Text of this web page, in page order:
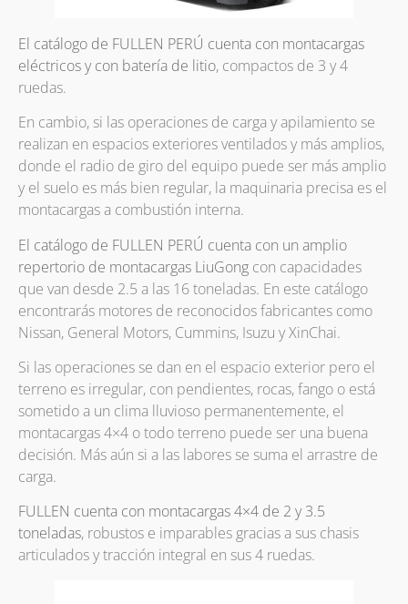
El catálogo de FULLEN PERÚ cuenta con montacargas
eléctricos y con batería de litio, compactos de 3 y 4
ruedas.
En cambio, si las operaciones de carga y apilamiento se
realizan en espacios exteriores ventilados y más amplios,
donde el radio de giro del equipo puede ser más amplio
y el suelo es más bien regular, la maquinaria precisa es el
montacargas a combustión interna.
El catálogo de FULLEN PERÚ cuenta con un amplio
repertorio de montacargas LiuGong con capacidades
que van desde 2.5 a las 16 toneladas. En este catálogo
encontrarás motores de reconocidos fabricantes como
Nissan, General Motors, Cummins, Isuzu y XinChai.
Si las operaciones se dan en el espacio exterior pero el
terreno es irregular, con pendientes, rocas, fango o está
sometido a un clima lluvioso permanentemente, el
montacargas 4×4 o todo terreno puede ser una buena
decisión. Más aún si a las labores se suma el arrastre de
carga.
FULLEN cuenta con montacargas 4×4 de 2 y 3.5
toneladas, robustos e imparables gracias a sus chasis
articulados y tracción integral en sus 4 ruedas.